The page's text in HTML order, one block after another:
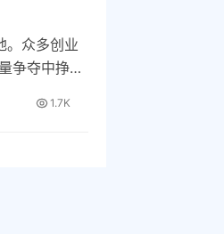
。众多创业
争夺中挣
1.7K